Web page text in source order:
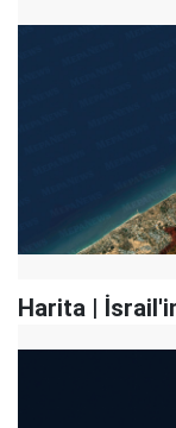
Harita |